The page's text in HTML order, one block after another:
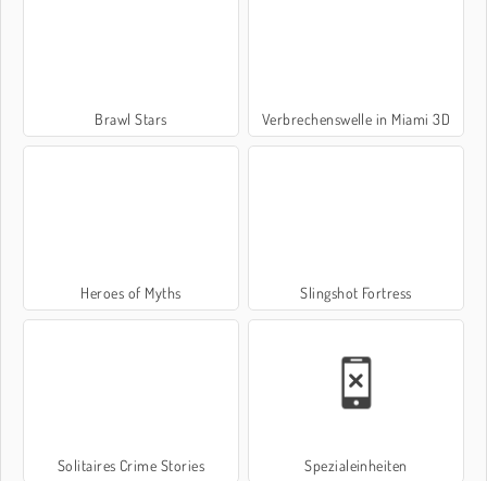
Brawl Stars Verbrechenswelle in Miami 3D
Heroes of Myths Slingshot Fortress
Solitaires Crime Stories Spezialeinheiten